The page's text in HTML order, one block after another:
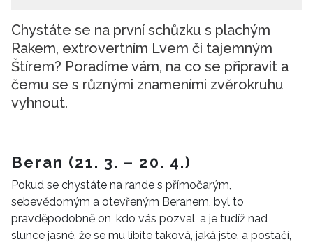
Chystáte se na první schůzku s plachým
Rakem, extrovertním Lvem či tajemným
Štírem? Poradíme vám, na co se připravit a
čemu se s různými znameními zvěrokruhu
vyhnout.
Beran (21. 3. – 20. 4.)
Pokud se chystáte na rande s přímočarým,
sebevědomým a otevřeným Beranem, byl to
pravděpodobně on, kdo vás pozval, a je tudíž nad
slunce jasné, že se mu líbíte taková, jaká jste, a postačí,